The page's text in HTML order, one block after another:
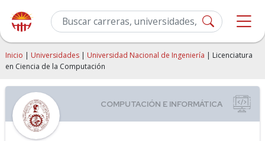
Inicio | Universidades | Universidad Nacional de Ingeniería | Licenciatura
en Ciencia de la Computación